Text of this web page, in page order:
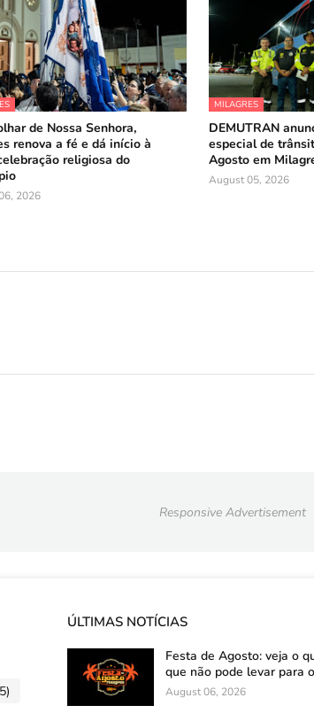
de Nossa Senhora,
renova a fé e dá início à
religiosa do
2026
MILAGRES
DEMUTRAN
especial de
Agosto em
August 05, 2026
Responsive Advertisement
ÚLTIMAS NOTÍCIAS
Festa de Agosto: veja o
que não pode levar para
August 06, 2026